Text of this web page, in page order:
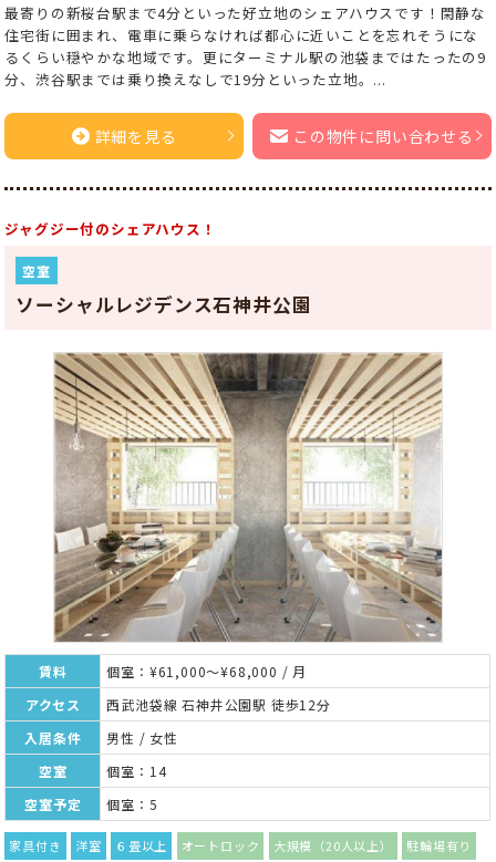
最寄りの新桜台駅まで4分といった好立地のシェアハウスです！閑静な
住宅街に囲まれ、電車に乗らなければ都心に近いことを忘れそうにな
るくらい穏やかな地域です。更にターミナル駅の池袋まではたったの9
分、渋谷駅までは乗り換えなしで19分といった立地。...
詳細を見る この物件に問い合わせる
ジャグジー付のシェアハウス！
空室
ソーシャルレジデンス石神井公園
賃料
個室：¥61,000～¥68,000 / 月
アクセス
西武池袋線 石神井公園駅 徒歩12分
入居条件
男性 / 女性
空室
個室：14
空室予定
個室：5
家具付き 洋室 ６畳以上 オートロック 大規模（20人以上） 駐輪場有り